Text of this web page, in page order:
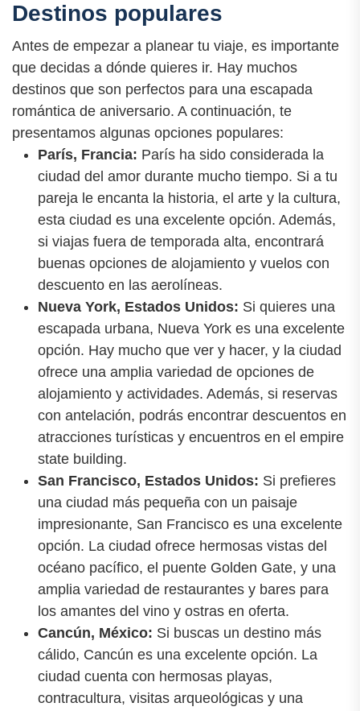
Destinos populares
Antes de empezar a planear tu viaje, es importante
que decidas a dónde quieres ir. Hay muchos
destinos que son perfectos para una escapada
romántica de aniversario. A continuación, te
presentamos algunas opciones populares:
París, Francia: París ha sido considerada la
ciudad del amor durante mucho tiempo. Si a tu
pareja le encanta la historia, el arte y la cultura,
esta ciudad es una excelente opción. Además,
si viajas fuera de temporada alta, encontrará
buenas opciones de alojamiento y vuelos con
descuento en las aerolíneas.
Nueva York, Estados Unidos: Si quieres una
escapada urbana, Nueva York es una excelente
opción. Hay mucho que ver y hacer, y la ciudad
ofrece una amplia variedad de opciones de
alojamiento y actividades. Además, si reservas
con antelación, podrás encontrar descuentos en
atracciones turísticas y encuentros en el empire
state building.
San Francisco, Estados Unidos: Si prefieres
una ciudad más pequeña con un paisaje
impresionante, San Francisco es una excelente
opción. La ciudad ofrece hermosas vistas del
océano pacífico, el puente Golden Gate, y una
amplia variedad de restaurantes y bares para
los amantes del vino y ostras en oferta.
Cancún, México: Si buscas un destino más
cálido, Cancún es una excelente opción. La
ciudad cuenta con hermosas playas,
contracultura, visitas arqueológicas y una